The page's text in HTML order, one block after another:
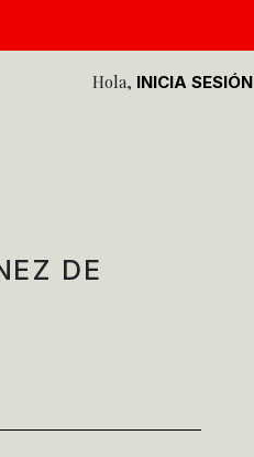
Hola, INICIA SESIÓN
DE